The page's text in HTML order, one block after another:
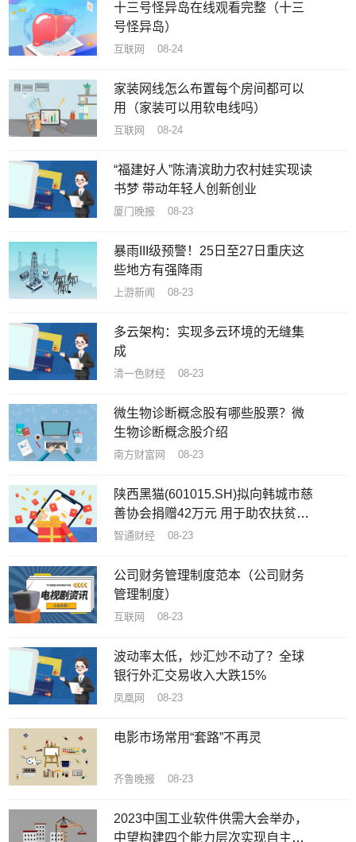
十三号怪异岛在线观看完整（十三
号怪异岛）
互联网 08-24
家装网线怎么布置每个房间都可以
用（家装可以用软电线吗）
互联网 08-24
“福建好人”陈清滨助力农村娃实现读
书梦 带动年轻人创新创业
厦门晚报 08-23
暴雨III级预警！25日至27日重庆这
些地方有强降雨
上游新闻 08-23
多云架构：实现多云环境的无缝集
成
清一色财经 08-23
微生物诊断概念股有哪些股票？微
生物诊断概念股介绍
南方财富网 08-23
陕西黑猫(601015.SH)拟向韩城市慈
善协会捐赠42万元 用于助农扶贫和
慈善事业
智通财经 08-23
公司财务管理制度范本（公司财务
管理制度）
互联网 08-23
波动率太低，炒汇炒不动了？全球
银行外汇交易收入大跌15%
凤凰网 08-23
电影市场常用“套路”不再灵
齐鲁晚报 08-23
2023中国工业软件供需大会举办，
中望构建四个能力层次实现自主创